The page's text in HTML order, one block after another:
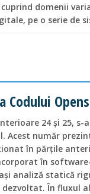
domenii
pe o serie de
Codului
24 și 25,
Acest număr
în părțile
în
analiză statică
În fluxul